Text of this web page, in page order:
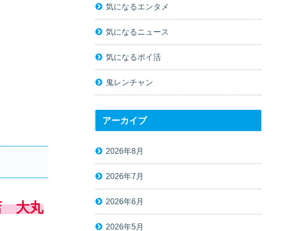
大丸
気になるエンタメ
気になるニュース
気になるポイ活
鬼レンチャン
アーカイブ
2026年8月
2026年7月
2026年6月
2026年5月